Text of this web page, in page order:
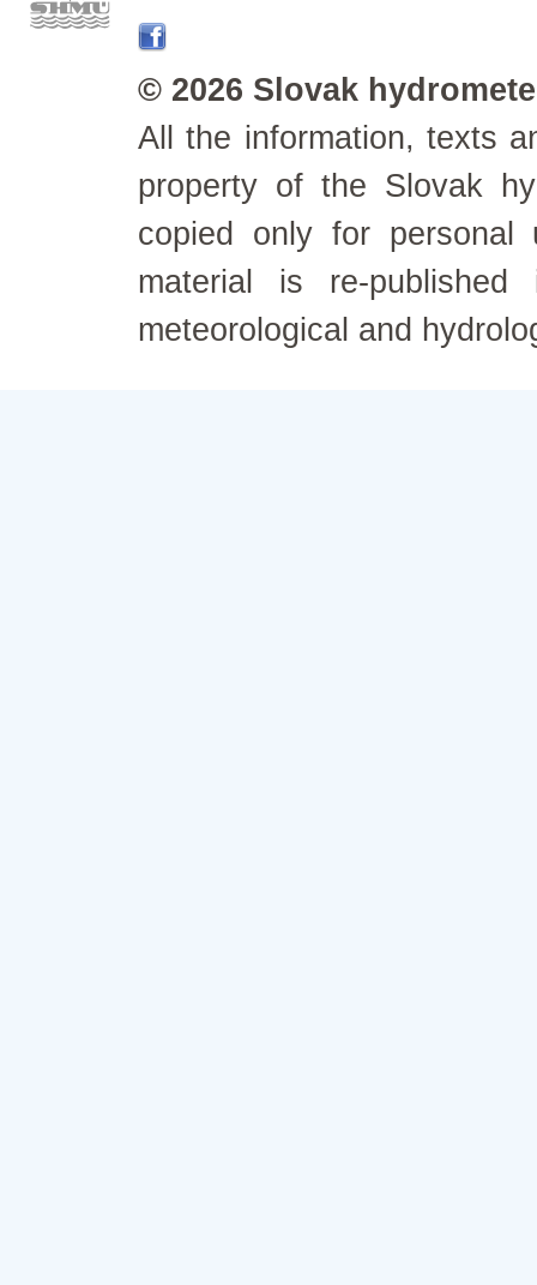
© 2026 Slovak
All the information, texts
property of the Slovak
copied only for personal
material is re-
meteorological and